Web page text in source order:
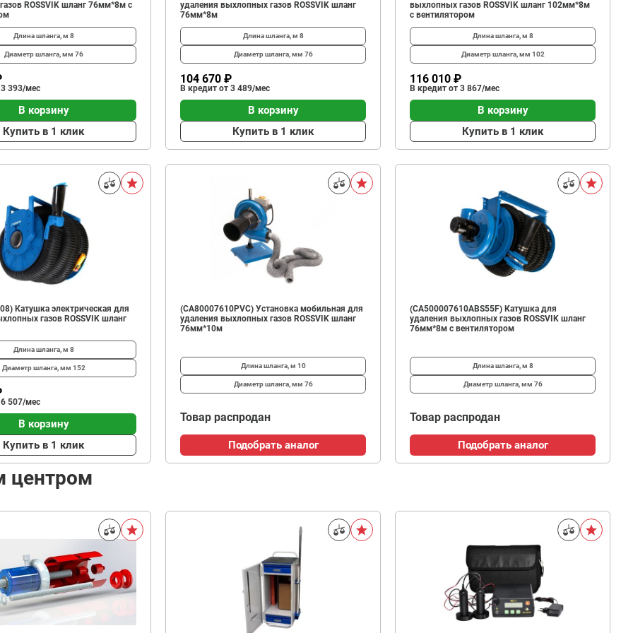
ROSSVIK шланг 76мм*8м с
Длина шланга, м 8
Диаметр шланга, мм 76
393/мес
В корзину
Купить в 1 клик
удаления выхлопных газов ROSSVIK шланг
76мм*8м
Длина шланга, м 8
Диаметр шланга, мм 76
104 670 ₽
В кредит от 3 489/мес
В корзину
Купить в 1 клик
выхлопных газов ROSSVIK шланг 102мм*8м
с вентилятором
Длина шланга, м 8
Диаметр шланга, мм 102
116 010 ₽
В кредит от 3 867/мес
В корзину
Купить в 1 клик
Катушка электрическая для
газов ROSSVIK шланг
Длина шланга, м 8
Диаметр шланга, мм 152
507/мес
В корзину
Купить в 1 клик
(CA80007610PVC) Установка мобильная для
удаления выхлопных газов ROSSVIK шланг
76мм*10м
Длина шланга, м 10
Диаметр шланга, мм 76
Товар распродан
Подобрать аналог
(CA500007610ABS55F) Катушка для
удаления выхлопных газов ROSSVIK шланг
76мм*8м с вентилятором
Длина шланга, м 8
Диаметр шланга, мм 76
Товар распродан
Подобрать аналог
центром